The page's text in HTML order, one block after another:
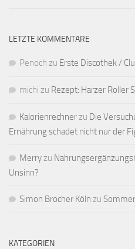
LETZTE KOMMENTARE
Penoch zu Erste Discothek /
michi zu Rezept: Harzer Roller
Kalorienrechnerzu Die
Ernährung schadet nicht nur der
Merryzu
Unsinn?
Simon Brocher Köln zu
KATEGORIEN